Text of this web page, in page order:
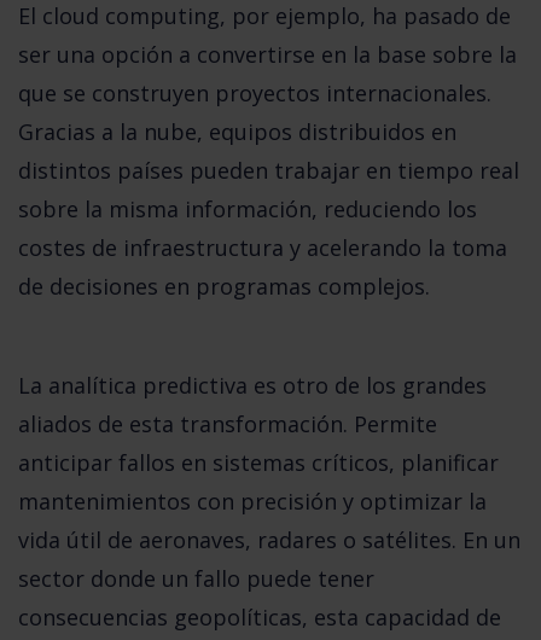
El cloud computing, por ejemplo, ha pasado de
ser una opción a convertirse en la base sobre la
que se construyen proyectos internacionales.
Gracias a la nube, equipos distribuidos en
distintos países pueden trabajar en tiempo real
sobre la misma información, reduciendo los
costes de infraestructura y acelerando la toma
de decisiones en programas complejos.
La analítica predictiva es otro de los grandes
aliados de esta transformación. Permite
anticipar fallos en sistemas críticos, planificar
mantenimientos con precisión y optimizar la
vida útil de aeronaves, radares o satélites. En un
sector donde un fallo puede tener
consecuencias geopolíticas, esta capacidad de